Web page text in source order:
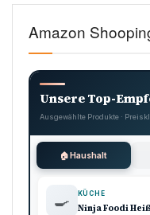
Amazon
Unsere Top-
Ausgewählte Produkte ·
🏠 Haushalt
🍳 KÜCHE
Ninja Foodi